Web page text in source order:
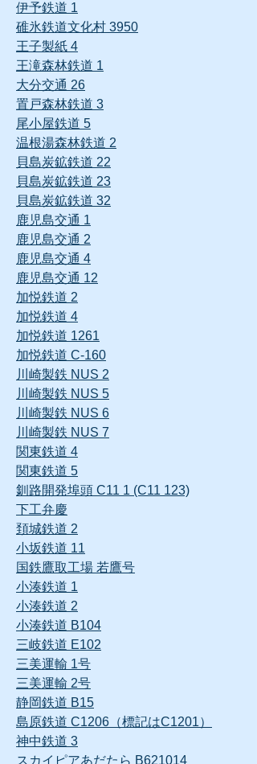
伊予鉄道 1
碓氷鉄道文化村 3950
王子製紙 4
王滝森林鉄道 1
大分交通 26
置戸森林鉄道 3
尾小屋鉄道 5
温根湯森林鉄道 2
貝島炭鉱鉄道 22
貝島炭鉱鉄道 23
貝島炭鉱鉄道 32
鹿児島交通 1
鹿児島交通 2
鹿児島交通 4
鹿児島交通 12
加悦鉄道 2
加悦鉄道 4
加悦鉄道 1261
加悦鉄道 C-160
川崎製鉄 NUS 2
川崎製鉄 NUS 5
川崎製鉄 NUS 6
川崎製鉄 NUS 7
関東鉄道 4
関東鉄道 5
釧路開発埠頭 C11 1 (C11 123)
下工弁慶
頚城鉄道 2
小坂鉄道 11
国鉄鷹取工場 若鷹号
小湊鉄道 1
小湊鉄道 2
小湊鉄道 B104
三岐鉄道 E102
三美運輸 1号
三美運輸 2号
静岡鉄道 B15
島原鉄道 C1206（標記はC1201）
神中鉄道 3
スカイピアあだたら B621014